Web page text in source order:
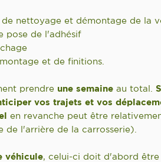
de nettoyage et démontage de la
pose de l'adhésif
et de finitions.
prendre une semaine au total.
vos trajets et vos
en revanche peut être
de l'arrière de la carrosserie).
véhicule, celui-ci doit d'abord être